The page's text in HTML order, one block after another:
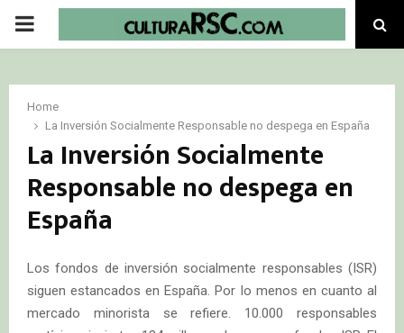
PRIMARY
Home
La Inversión Socialmente Responsable no despega en España
La Inversión Socialmente
Responsable no despega en
España
Los fondos de inversión socialmente responsables (ISR)
siguen estancados en España. Por lo menos en cuanto al
mercado minorista se refiere. 10.000 responsables